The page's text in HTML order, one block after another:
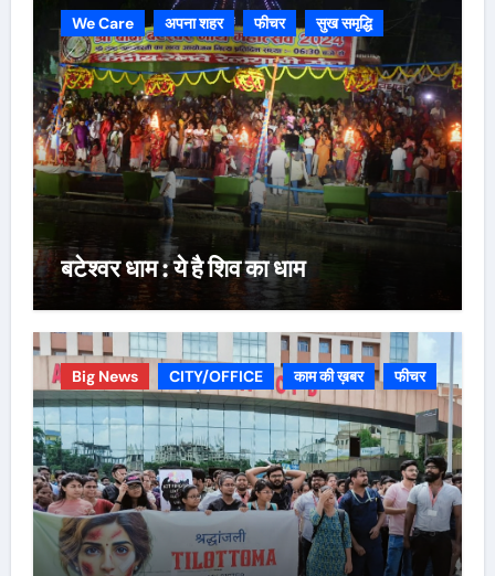
We Care अपना शहर फीचर सुख समृद्धि
बटेश्वर धाम : ये है शिव का धाम
Big News CITY/OFFICE काम की ख़बर फीचर